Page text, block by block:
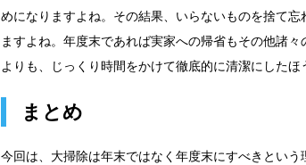
めになりますよね。その結果、いらないものを捨て
ますよね。年度末であれば実家への帰省もその他諸
よりも、じっくり時間をかけて徹底的に清潔にしたほ
まとめ
今回は、大掃除は年末ではなく年度末にすべきという